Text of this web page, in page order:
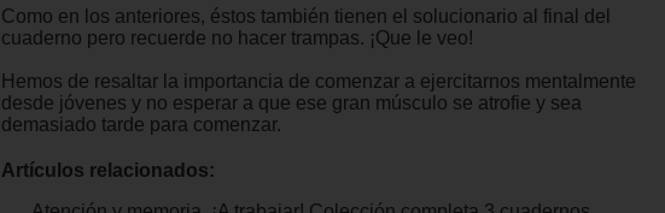
Como en los anteriores, éstos también tienen el solucionario al final del
cuaderno pero recuerde no hacer trampas. ¡Que le veo!
Hemos de resaltar la importancia de comenzar a ejercitarnos mentalmente
desde jóvenes y no esperar a que ese gran músculo se atrofie y sea
demasiado tarde para comenzar.
Artículos relacionados: